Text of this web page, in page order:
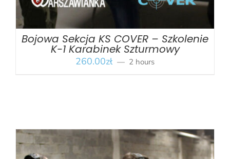
Bojowa Sekcja KS COVER – Szkolenie
K-1 Karabinek Szturmowy
260.00zł 2 hours